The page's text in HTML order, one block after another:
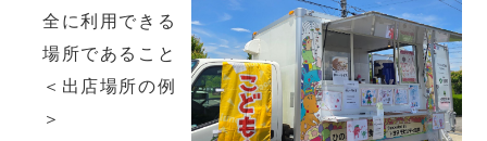
全に利用できる
場所であること
＜出店場所の例
＞